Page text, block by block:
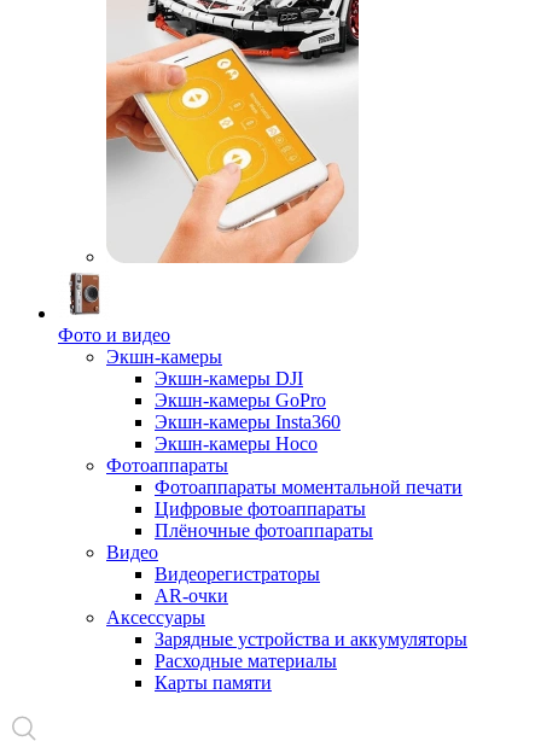
Фото и видео
Экшн-камеры
Экшн-камеры DJI
Экшн-камеры GoPro
Экшн-камеры Insta360
Экшн-камеры Hoco
Фотоаппараты
Фотоаппараты моментальной печати
Цифровые фотоаппараты
Плёночные фотоаппараты
Видео
Видеорегистраторы
AR-очки
Аксессуары
Зарядные устройства и аккумуляторы
Расходные материалы
Карты памяти